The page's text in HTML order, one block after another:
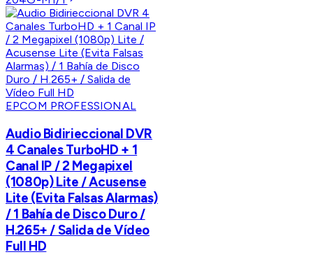
EPCOM PROFESSIONAL
Audio Bidirieccional DVR
4 Canales TurboHD + 1
Canal IP / 2 Megapixel
(1080p) Lite / Acusense
Lite (Evita Falsas Alarmas)
/ 1 Bahía de Disco Duro /
H.265+ / Salida de Vídeo
Full HD